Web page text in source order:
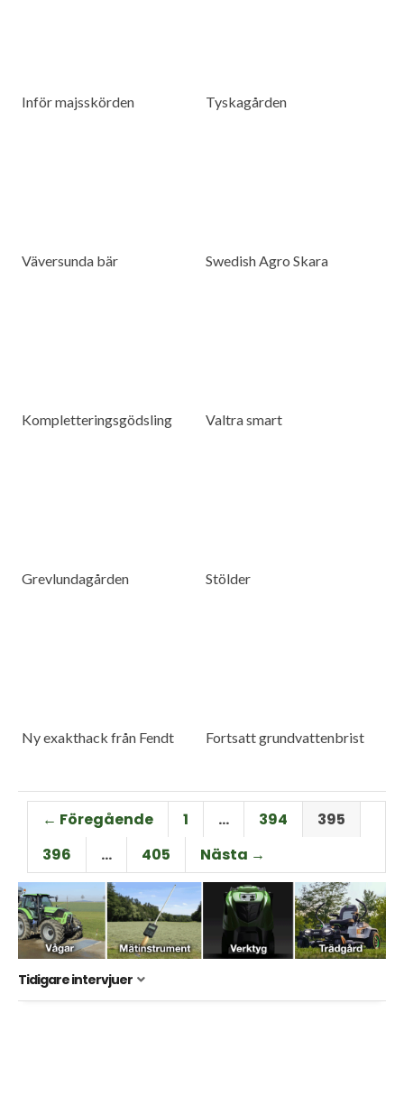
Inför majsskörden Tyskagården
Väversunda bär Swedish Agro Skara
Kompletteringsgödsling Valtra smart
Grevlundagården Stölder
Ny exakthack från Fendt Fortsatt grundvattenbrist
← Föregående 1 … 394
395
396
… 405 Nästa →
Tidigare intervjuer